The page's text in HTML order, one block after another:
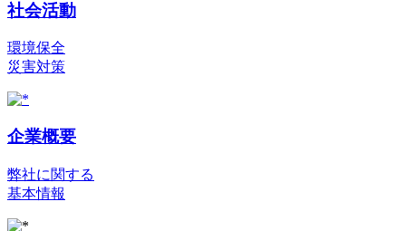
社会活動
環境保全
災害対策
企業概要
弊社に関する
基本情報